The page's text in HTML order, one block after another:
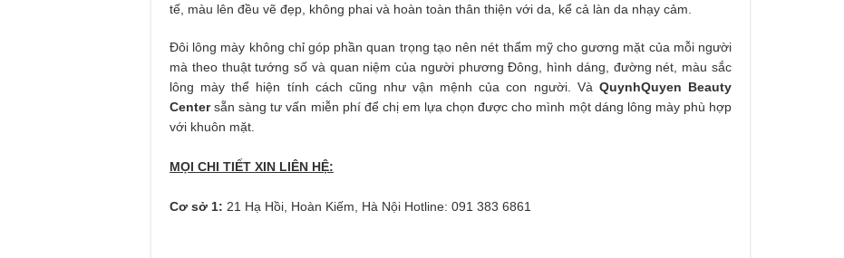
tế, màu lên đều vẽ đẹp, không phai và hoàn toàn thân thiện với da, kể cả làn da nhạy cảm.
Đôi lông mày không chỉ góp phần quan trọng tạo nên nét thẩm mỹ cho gương mặt của mỗi người
mà theo thuật tướng số và quan niệm của người phương Đông, hình dáng, đường nét, màu sắc
lông mày thể hiện tính cách cũng như vận mệnh của con người. Và QuynhQuyen Beauty
Centersẵn sàng tư vấn miễn phí để chị em lựa chọn được cho mình một dáng lông mày phù hợp
với khuôn mặt.
MỌI CHI TIẾT XIN LIÊN HỆ:
Cơ sở 1: 21 Hạ Hồi, Hoàn Kiếm, Hà Nội Hotline: 091 383 6861